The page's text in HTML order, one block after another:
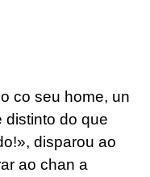
co seu home, un
distinto do que
disparou ao
ao chan a